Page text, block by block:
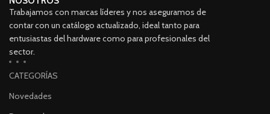
Trabajamos con marcas líderes y nos aseguramos de
contar con un catálogo actualizado, ideal tanto para
entusiastas del hardware como para profesionales del
sector.
CATEGORÍAS
Novedades